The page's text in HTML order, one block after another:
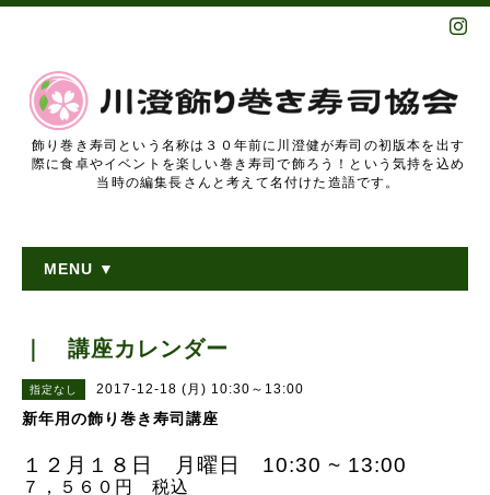
飾り巻き寿司という名称は３０年前に川澄健が寿司の初版本を出す
際に食卓やイベントを楽しい巻き寿司で飾ろう！という気持を込め
当時の編集長さんと考えて名付けた造語です。
MENU ▼
｜ 講座カレンダー
指定なし 2017-12-18 (月) 10:30～13:00
新年用の飾り巻き寿司講座
１２月１８日 月曜日 10:30 ~ 13:00
７，５６０円 税込